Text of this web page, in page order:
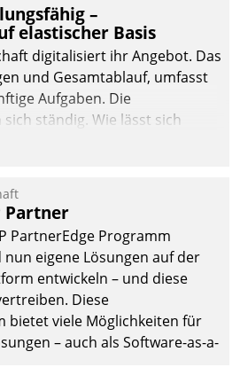
–
elastischer Basis
digitalisiert ihr Angebot. Das
und Gesamtablauf, umfasst
Aufgaben. Die
ständig. Wie lässt sich
wahren und zugleich Freiraum
Partner
PartnerEdge Programm
eigene Lösungen auf der
entwickeln – und diese
Diese
bietet viele Möglichkeiten für
– auch als Software-as-a-